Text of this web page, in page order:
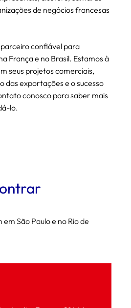
de negócios francesas
parceiro confiável para
França e no Brasil. Estamos à
seus projetos comerciais,
das exportações e o sucesso
conosco para saber mais
lo.
São Paulo e no Rio de